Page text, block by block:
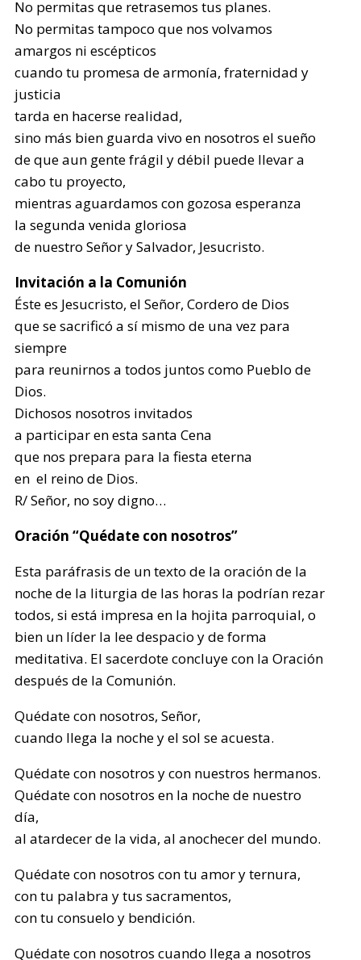
No permitas que retrasemos tus planes.
No permitas tampoco que nos volvamos
amargos ni escépticos
cuando tu promesa de armonía, fraternidad y
justicia
tarda en hacerse realidad,
sino más bien guarda vivo en nosotros el sueño
de que aun gente frágil y débil puede llevar a
cabo tu proyecto,
mientras aguardamos con gozosa esperanza
la segunda venida gloriosa
de nuestro Señor y Salvador, Jesucristo.
Invitación a la Comunión
Éste es Jesucristo, el Señor, Cordero de Dios
que se sacrificó a sí mismo de una vez para
siempre
para reunirnos a todos juntos como Pueblo de
Dios.
Dichosos nosotros invitados
a participar en esta santa Cena
que nos prepara para la fiesta eterna
en el reino de Dios.
R/ Señor, no soy digno…
Oración “Quédate con nosotros”
Esta paráfrasis de un texto de la oración de la
noche de la liturgia de las horas la podrían rezar
todos, si está impresa en la hojita parroquial, o
bien un líder la lee despacio y de forma
meditativa. El sacerdote concluye con la Oración
después de la Comunión.
Quédate con nosotros, Señor,
cuando llega la noche y el sol se acuesta.
Quédate con nosotros y con nuestros hermanos.
Quédate con nosotros en la noche de nuestro
día,
al atardecer de la vida, al anochecer del mundo.
Quédate con nosotros con tu amor y ternura,
con tu palabra y tus sacramentos,
con tu consuelo y bendición.
Quédate con nosotros cuando llega a nosotros